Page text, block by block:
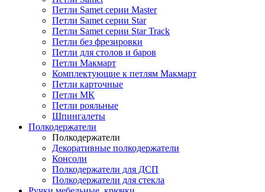
Петли Samet серии Master
Петли Samet серии Star
Петли Samet серии Star Track
Петли без фрезировки
Петли для столов и баров
Петли Макмарт
Комплектующие к петлям Макмарт
Петли карточные
Петли МК
Петли рояльные
Шпингалеты
Полкодержатели
Полкодержатели
Декоративные полкодержатели
Консоли
Полкодержатели для ДСП
Полкодержатели для стекла